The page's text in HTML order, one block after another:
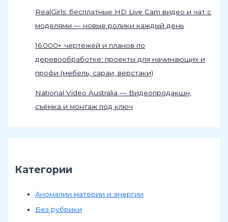
RealGirls: бесплатные HD Live Cam видео и чат с
моделями — новые ролики каждый день
16 000+ чертежей и планов по
деревообработке: проекты для начинающих и
профи (мебель, сараи, верстаки)
National Video Australia — Видеопродакшн,
съёмка и монтаж под ключ
Категории
Аномалии материи и энергии
Без рубрики